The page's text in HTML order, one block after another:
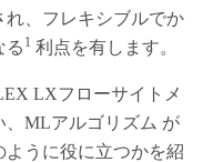
、フレキシブルでか
る 1 利点を有します。
LXフローサイトメ
、MLアルゴリズム が
うに役に立つかを紹